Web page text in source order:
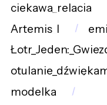
ciekawa_relacja
Artemis_I
modelka